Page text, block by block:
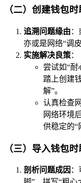
（二）创建钱包
追溯问题缘由 ：
亦或是网络“调
实施解决良策：
尝试如“耐
踏上创建
解”。
认真检查
网络环境
供稳定的“
（三）导入钱包
剖析问题成因